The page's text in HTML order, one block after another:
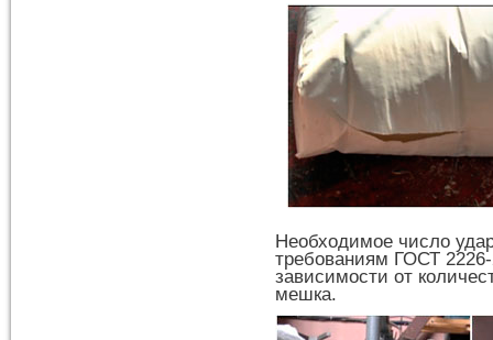
Необходимое число
требованиям ГОСТ
зависимости от
мешка.